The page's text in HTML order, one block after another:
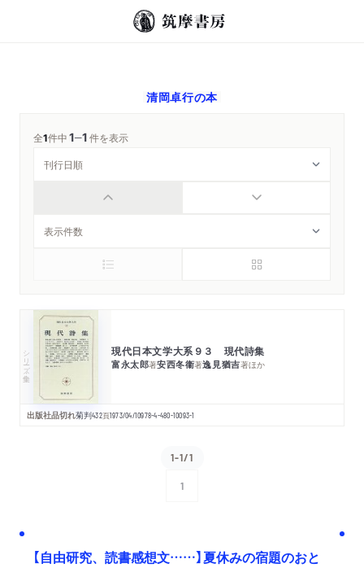
清岡卓行の本
全1件中1─1件を表示
シリーズ・全集 現代日本文学大系９３ 現代詩集
富永太郎著安西冬衞著逸見猶吉著ほか
出版社品切れ菊判432頁1973/04/10978-4-480-10093-1
1-1/1
1
【自由研究、読書感想文……】夏休みの宿題のおと